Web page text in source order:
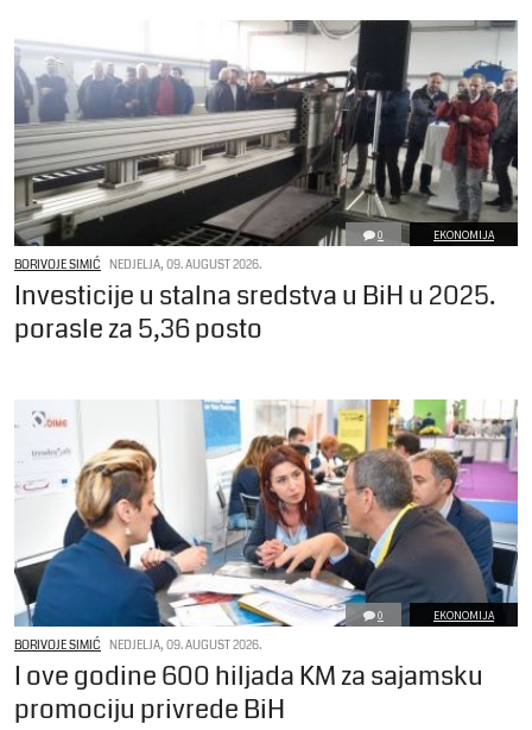
0 EKONOMIJA
BORIVOJE SIMIĆ NEDJELJA, 09. AUGUST 2026.
Investicije u stalna sredstva u BiH u 2025.
porasle za 5,36 posto
0 EKONOMIJA
BORIVOJE SIMIĆ NEDJELJA, 09. AUGUST 2026.
I ove godine 600 hiljada KM za sajamsku
promociju privrede BiH